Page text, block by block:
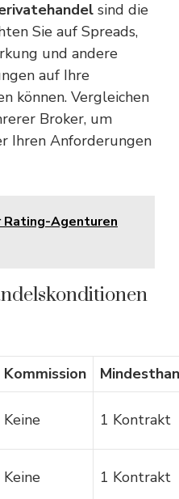
sind die
Sie auf Spreads,
und andere
auf Ihre
können. Vergleichen
Broker, um
Ihren Anforderungen
Agenturen
Kommission
Keine 1 Kontrakt
Keine 1 Kontrakt